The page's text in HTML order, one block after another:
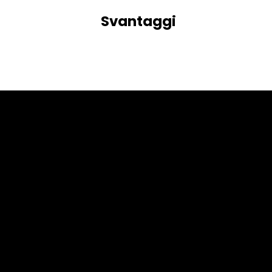
Svantaggi